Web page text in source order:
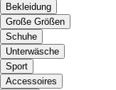
Bekleidung
Große Größen
Schuhe
Unterwäsche
Sport
Accessoires